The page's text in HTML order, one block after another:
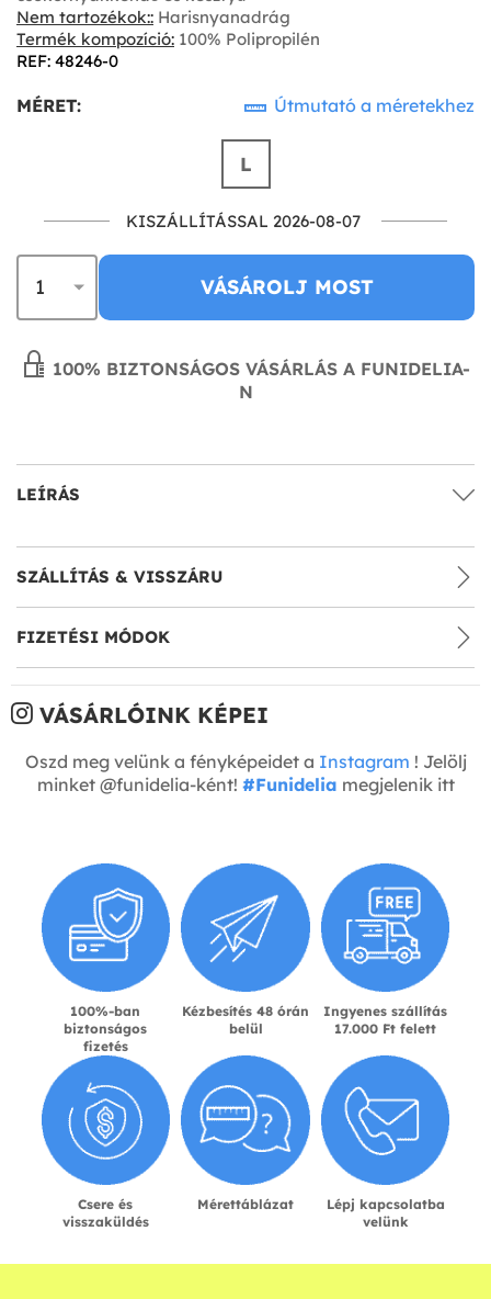
Nem tartozékok:: Harisnyanadrág
Termék kompozíció: 100% Polipropilén
REF: 48246-0
MÉRET: Útmutató a méretekhez
L
KISZÁLLÍTÁSSAL 2026-08-07
VÁSÁROLJ MOST
100% BIZTONSÁGOS VÁSÁRLÁS A FUNIDELIA-
N
LEÍRÁS
SZÁLLÍTÁS & VISSZÁRU
FIZETÉSI MÓDOK
VÁSÁRLÓINK KÉPEI
Oszd meg velünk a fényképeidet a Instagram ! Jelölj
minket @funidelia-ként! #Funidelia megjelenik itt
100%-ban
biztonságos
fizetés
Kézbesítés 48 órán
belül
Ingyenes szállítás
17.000 Ft felett
Csere és
visszaküldés
Mérettáblázat
Lépj kapcsolatba
velünk